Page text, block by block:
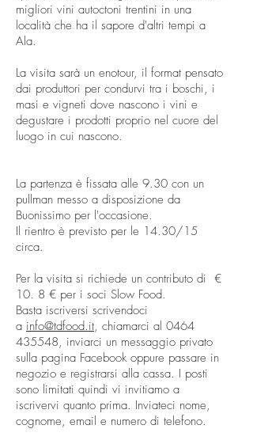
migliori vini autoctoni trentini in una
località che ha il sapore d'altri tempi a
Ala.
La visita sarà un enotour, il format pensato
dai produttori per condurvi tra i boschi, i
masi e vigneti dove nascono i vini e
degustare i prodotti proprio nel cuore del
luogo in cui nascono.
La partenza è fissata alle 9.30 con un
pullman messo a disposizione da
Buonissimo per l'occasione.
Il rientro è previsto per le 14.30/15
circa.
Per la visita si richiede un contributo di €
10. 8 € per i soci Slow Food.
Basta iscriversi scrivendoci
a info@tdfood.it, chiamarci al 0464
435548, inviarci un messaggio privato
sulla pagina Facebook oppure passare in
negozio e registrarsi alla cassa. I posti
sono limitati quindi vi invitiamo a
iscrivervi quanto prima. Inviateci nome,
cognome, email e numero di telefono.